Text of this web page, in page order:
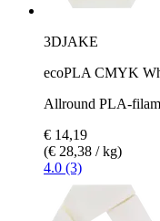
3DJAKE
ecoPLA CMYK
Allround PLA-
€ 14,19
(€ 28,38 / kg)
4.0 (3)